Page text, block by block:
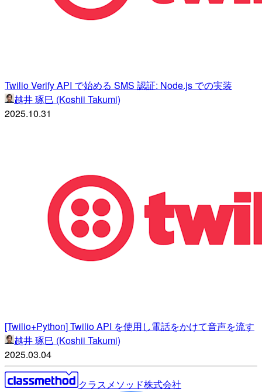
Twilio Verify API で始める SMS 認証: Node.js での実装
越井 琢巳 (Koshii Takumi)
2025.10.31
[Twilio+Python] Twilio API を使用し電話をかけて音声を流す
越井 琢巳 (Koshii Takumi)
2025.03.04
クラスメソッド株式会社